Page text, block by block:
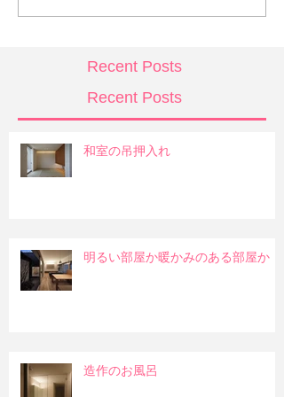
Recent Posts
Recent Posts
和室の吊押入れ
明るい部屋か暖かみのある部屋か
造作のお風呂